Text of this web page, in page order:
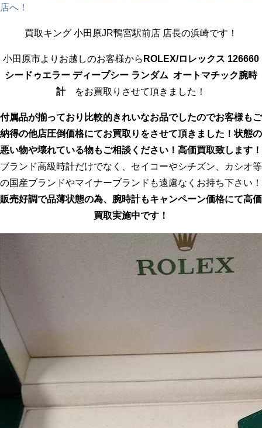
店へ！
買取キング 小田原JR鴨宮駅前店 店長の浜崎です！
小田原市よりお越しのお客様から ROLEX/ロレックス 126660
シードゥエラー ディープシー ランダム オートマチック腕時
計
をお買取りさせて頂きました！
付属品が揃っており比較的きれいなお品でしたのでお客様もご
納得の他店圧倒価格にてお買取りをさせて頂きました！状態の
悪い物や壊れている物もご相談ください！高価買取致します！
ブランド高級時計だけでなく、セイコーやシチズン、カシオ等
の国産ブランドやマイナーブランドも遠慮なくお持ち下さい！
販売好調で品薄状態の為、腕時計もキャンペーン価格にて高価
買取実施中です！